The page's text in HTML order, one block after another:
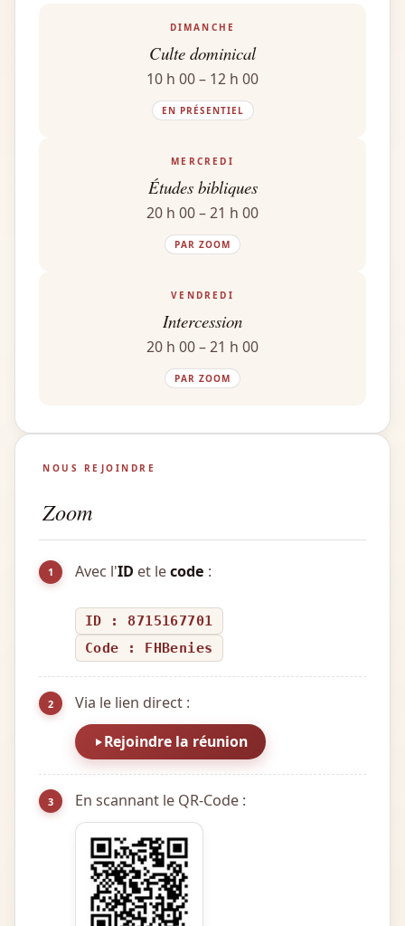
DIMANCHE
Culte dominical
10 h 00 – 12 h 00
EN PRÉSENTIEL
MERCREDI
Études bibliques
20 h 00 – 21 h 00
PAR ZOOM
VENDREDI
Intercession
20 h 00 – 21 h 00
PAR ZOOM
NOUS REJOINDRE
Zoom
1 Avec l'ID et lecode :
ID : 8715167701
Code : FHBenies
2
Via le lien direct :
Rejoindre la réunion
3 En scannant le QR-Code :